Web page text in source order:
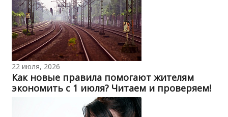
22 июля, 2026
Как новые правила помогают жителям
экономить с 1 июля? Читаем и проверяем!